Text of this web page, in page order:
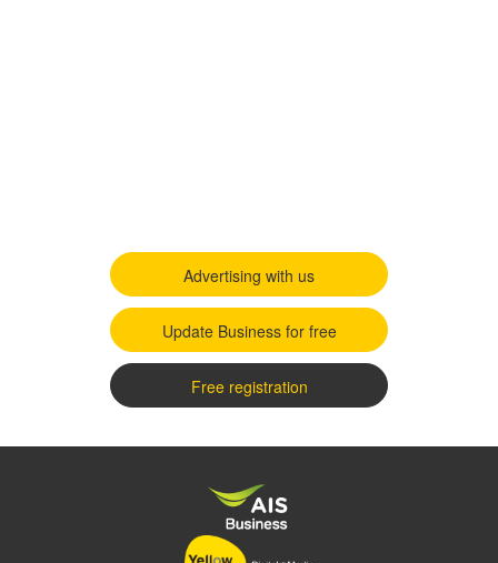
Advertising with us
Update Business for free
Free registration